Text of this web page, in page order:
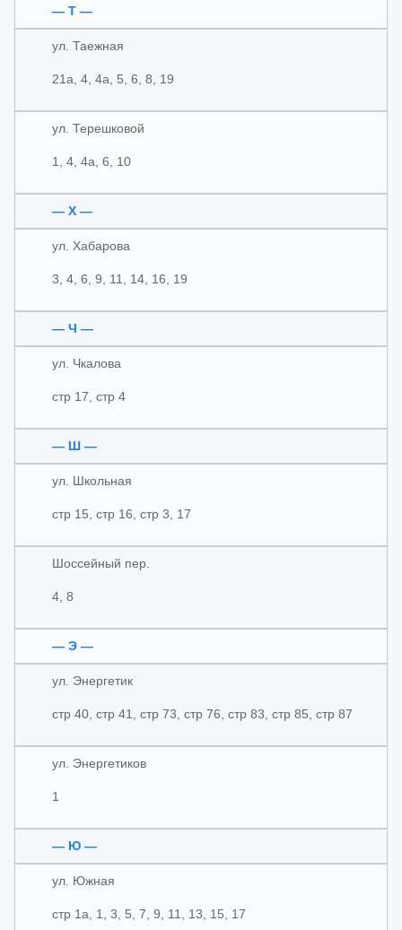
— Т —
ул. Таежная
21а, 4, 4а, 5, 6, 8, 19
ул. Терешковой
1, 4, 4а, 6, 10
— Х —
ул. Хабарова
3, 4, 6, 9, 11, 14, 16, 19
— Ч —
ул. Чкалова
стр 17, стр 4
— Ш —
ул. Школьная
стр 15, стр 16, стр 3, 17
Шоссейный пер.
4, 8
— Э —
ул. Энергетик
стр 40, стр 41, стр 73, стр 76, стр 83, стр 85, стр 87
ул. Энергетиков
1
— Ю —
ул. Южная
стр 1а, 1, 3, 5, 7, 9, 11, 13, 15, 17